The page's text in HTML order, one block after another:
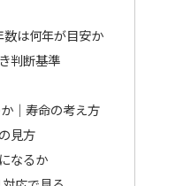
は何年が目安か
判断基準
｜寿命の考え方
見方
なるか